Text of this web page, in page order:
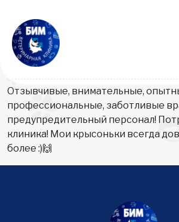
Отзывчивые, внимательные,
профессиональные, заботливые
предупредительный персонал!
клиника! Мои крысоньки всегда
более :)🙌